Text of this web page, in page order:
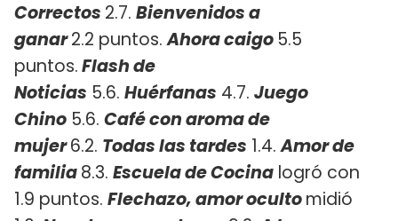
Correctos 2.7. Bienvenidos a
ganar2.2 puntos.Ahora caigo5.5
puntos.Flash de
Noticias 5.6. Huérfanas 4.7. Juego
Chino 5.6. Café con aroma de
mujer6.2. Todas las tardes 1.4.Amor de
familia8.3. Escuela de Cocina logró con
1.9 puntos. Flechazo, amor ocultomidió